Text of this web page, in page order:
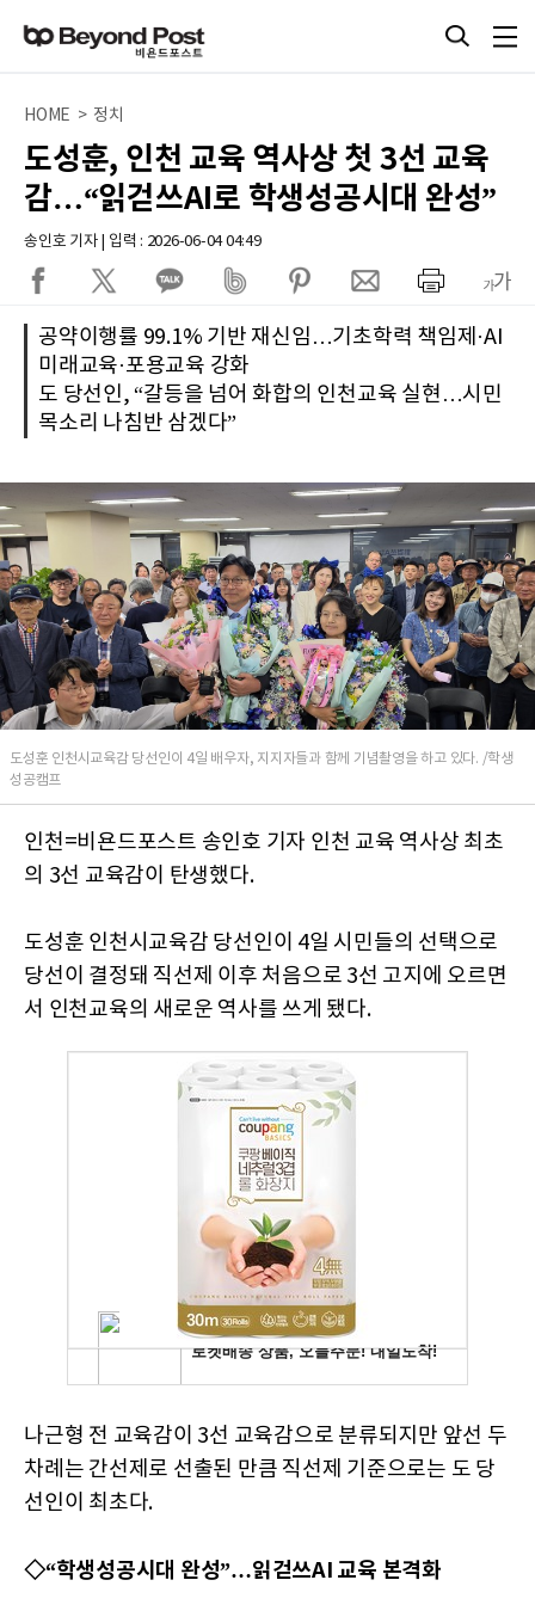
HOME > 정치
도성훈, 인천 교육 역사상 첫 3선 교육
감…“읽걷쓰AI로 학생성공시대 완성”
송인호 기자 | 입력 : 2026-06-04 04:49
공약이행률 99.1% 기반 재신임…기초학력 책임제·AI
미래교육·포용교육 강화
도 당선인, “갈등을 넘어 화합의 인천교육 실현…시민
목소리 나침반 삼겠다”
도성훈 인천시교육감 당선인이 4일 배우자, 지지자들과 함께 기념촬영을 하고 있다. /학생
성공캠프
인천=비욘드포스트 송인호 기자 인천 교육 역사상 최초
의 3선 교육감이 탄생했다.
도성훈 인천시교육감 당선인이 4일 시민들의 선택으로
당선이 결정돼 직선제 이후 처음으로 3선 고지에 오르면
서 인천교육의 새로운 역사를 쓰게 됐다.
나근형 전 교육감이 3선 교육감으로 분류되지만 앞선 두
차례는 간선제로 선출된 만큼 직선제 기준으로는 도 당
선인이 최초다.
◇“학생성공시대 완성”…읽걷쓰AI 교육 본격화